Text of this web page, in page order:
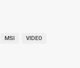
MSI VIDEO